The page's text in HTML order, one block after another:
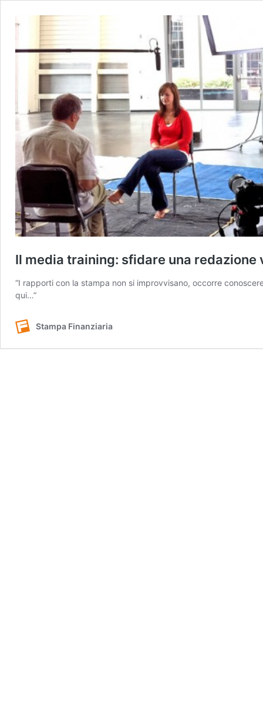
Il media training: sfidare una redazione
“I rapporti con la stampa non si improvvisano, occorre
qui…”
Stampa Finanziaria